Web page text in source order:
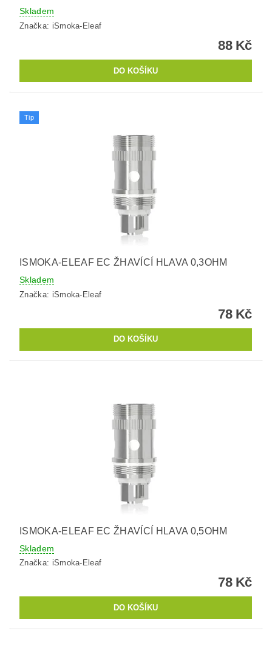
Skladem
Značka: iSmoka-Eleaf
88 Kč
Tip
ISMOKA-ELEAF EC ŽHAVÍCÍ HLAVA 0,3OHM
Skladem
Značka: iSmoka-Eleaf
78 Kč
ISMOKA-ELEAF EC ŽHAVÍCÍ HLAVA 0,5OHM
Skladem
Značka: iSmoka-Eleaf
78 Kč